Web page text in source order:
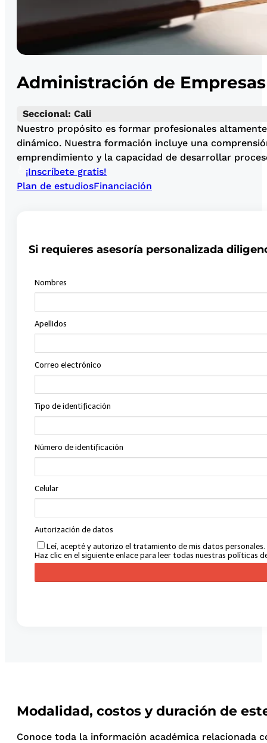
Administración de Empresas
Seccional: Cali
Nuestro propósito es formar profesionales
dinámico. Nuestra formación incluye una
emprendimiento y la capacidad de desarrollar
¡Inscríbete gratis!
Plan de estudiosFinanciación
Si requieres asesoría personalizada
Modalidad, costos y duración de
Conoce toda la información académica relacionada